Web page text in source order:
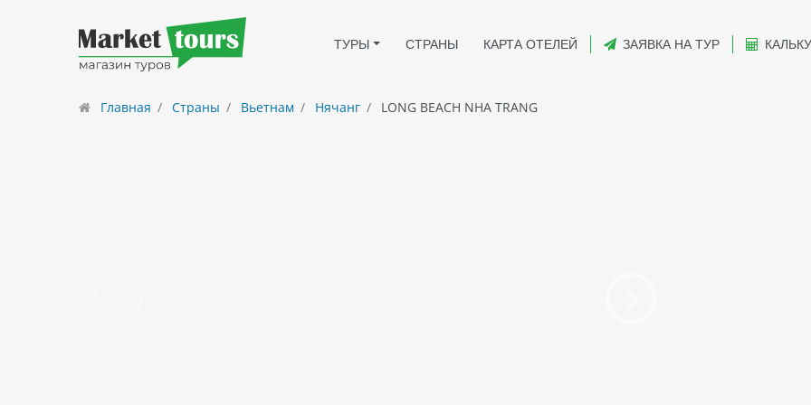
ТУРЫ СТРАНЫ КАРТА ОТЕЛЕЙ ЗАЯВКА НА ТУР
Главная Страны Вьетнам Нячанг LONG BEACH NHA TRANG